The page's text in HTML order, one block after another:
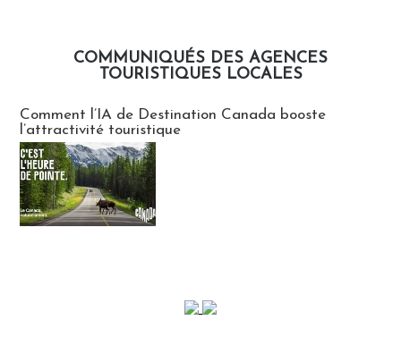
COMMUNIQUÉS DES AGENCES
TOURISTIQUES LOCALES
Comment l’IA de Destination Canada booste
l’attractivité touristique